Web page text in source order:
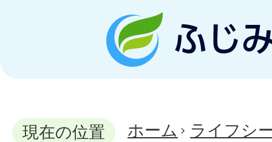
現在の位置 ホーム ライフシ